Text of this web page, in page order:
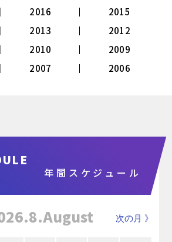
2016
2015
2013
2012
2010
2009
2007 2006
年間スケジュール
次の月 》